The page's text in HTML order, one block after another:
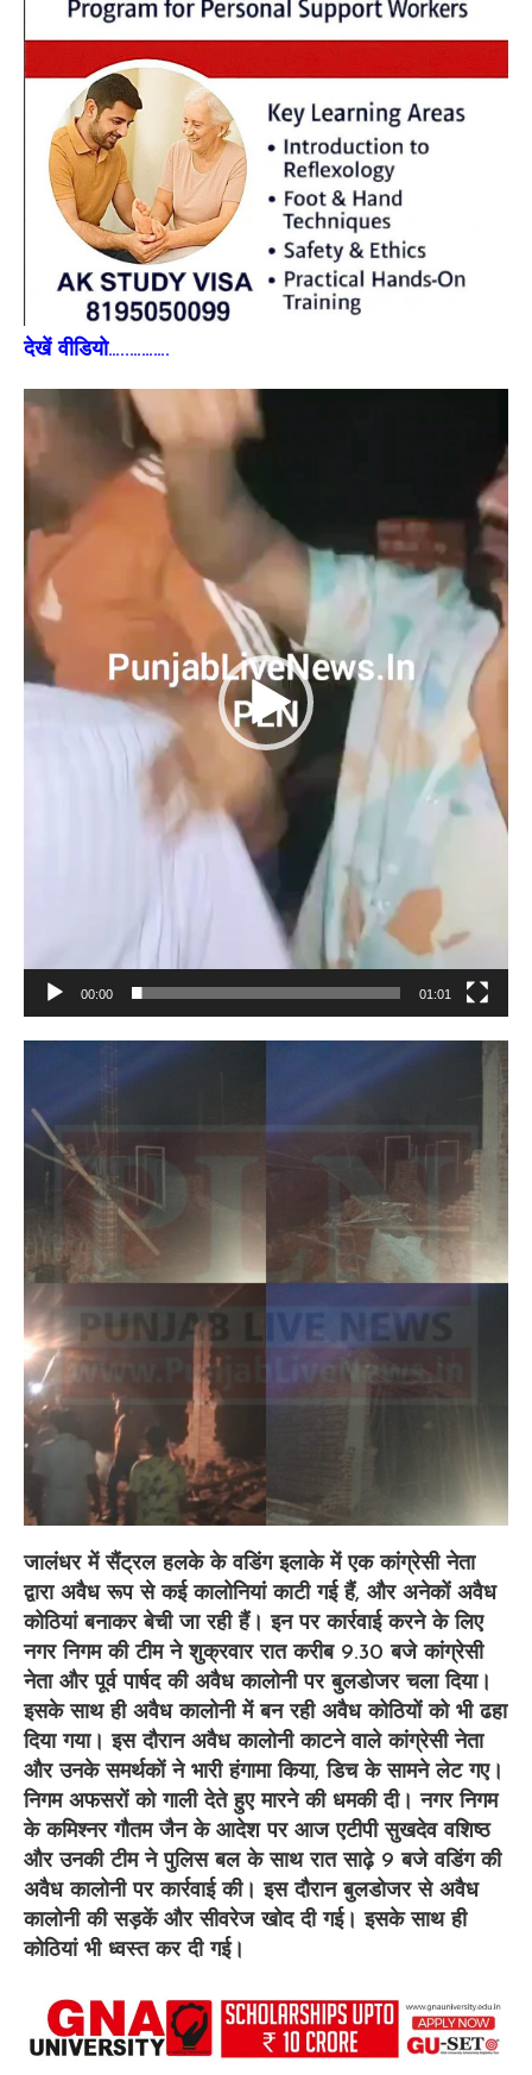
देखें वीडियो…..……….
Video
00:00 01:01
जालंधर में सैंट्रल हलके के वडिंग इलाके में एक कांग्रेसी नेता
द्वारा अवैध रूप से कई कालोनियां काटी गई हैं, और अनेकों अवैध
कोठियां बनाकर बेची जा रही हैं। इन पर कार्रवाई करने के लिए
नगर निगम की टीम ने शुक्रवार रात करीब 9.30 बजे कांग्रेसी
नेता और पूर्व पार्षद की अवैध कालोनी पर बुलडोजर चला दिया।
इसके साथ ही अवैध कालोनी में बन रही अवैध कोठियों को भी ढहा
दिया गया। इस दौरान अवैध कालोनी काटने वाले कांग्रेसी नेता
और उनके समर्थकों ने भारी हंगामा किया, डिच के सामने लेट गए।
निगम अफसरों को गाली देते हुए मारने की धमकी दी। नगर निगम
के कमिश्नर गौतम जैन के आदेश पर आज एटीपी सुखदेव वशिष्ठ
और उनकी टीम ने पुलिस बल के साथ रात साढ़े 9 बजे वडिंग की
अवैध कालोनी पर कार्रवाई की। इस दौरान बुलडोजर से अवैध
कालोनी की सड़कें और सीवरेज खोद दी गई। इसके साथ ही
कोठियां भी ध्वस्त कर दी गई।